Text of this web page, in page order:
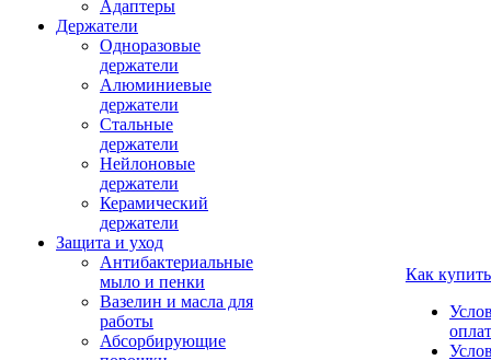
Адаптеры
Держатели
Одноразовые
держатели
Алюминиевые
держатели
Стальные
держатели
Нейлоновые
держатели
Керамический
держатели
Защита и уход
Антибактериальные
мыло и пенки
Вазелин и масла для
работы
Абсорбирующие
Как купить